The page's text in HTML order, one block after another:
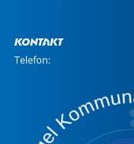
Kontakt
Telefon: